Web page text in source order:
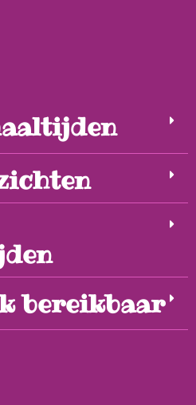
bereikbaar